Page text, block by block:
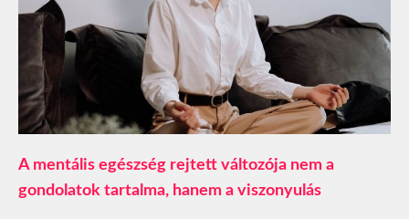
A mentális egészség rejtett változója nem a
gondolatok tartalma, hanem a viszonyulás